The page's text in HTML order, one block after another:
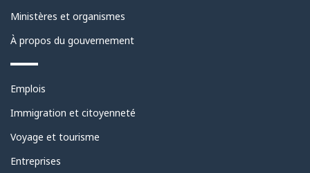
ce
Ministères et organismes
À propos du gouvernement
Thèmes
sujets
Emplois
Immigration et citoyenneté
Voyage et tourisme
Entreprises